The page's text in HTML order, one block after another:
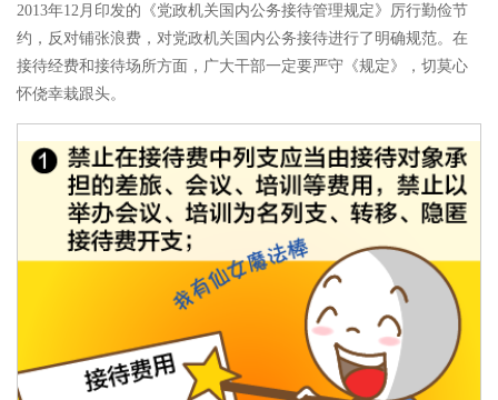
2013年12月印发的《党政机关国内公务接待管理规定》厉行勤俭节
约，反对铺张浪费，对党政机关国内公务接待进行了明确规范。在
接待经费和接待场所方面，广大干部一定要严守《规定》，切莫心
怀侥幸栽跟头。